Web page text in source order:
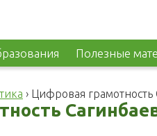
Полезные
› Цифровая грамотность